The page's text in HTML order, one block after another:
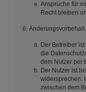
Ansprüche für
Recht bleiben
6. Änderungsvorbehalt
Der Betreiber
die
dem Nutzer per
Der Nutzer ist
widersprechen.
zwischen dem